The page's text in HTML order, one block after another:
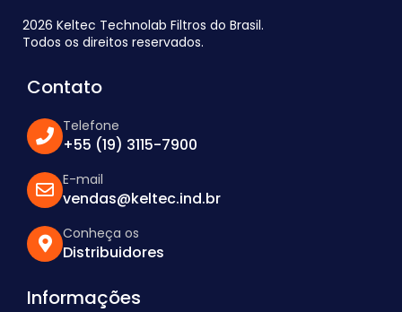
2026 Keltec Technolab Filtros do Brasil.
Todos os direitos reservados.
Contato
Telefone
+55 (19) 3115-7900
E-mail
vendas@keltec.ind.br
Conheça os
Distribuidores
Informações